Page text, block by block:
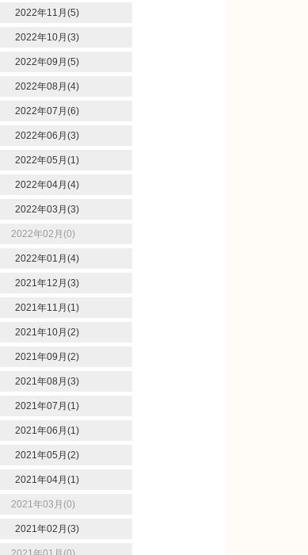
2022年11月(5)
2022年10月(3)
2022年09月(5)
2022年08月(4)
2022年07月(6)
2022年06月(3)
2022年05月(1)
2022年04月(4)
2022年03月(3)
2022年02月(0)
2022年01月(4)
2021年12月(3)
2021年11月(1)
2021年10月(2)
2021年09月(2)
2021年08月(3)
2021年07月(1)
2021年06月(1)
2021年05月(2)
2021年04月(1)
2021年03月(0)
2021年02月(3)